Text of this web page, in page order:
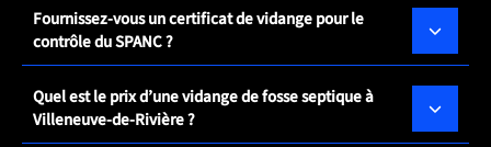
Fournissez-vous un certificat de vidange pour le
contrôle du SPANC ?
Quel est le prix d’une vidange de fosse septique à
Villeneuve-de-Rivière ?